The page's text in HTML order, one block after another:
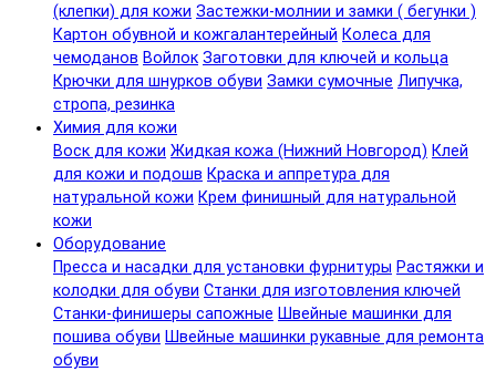
(клепки) для кожи Застежки-молнии и замки ( бегунки )
Картон обувной и кожгалантерейный Колеса для
чемоданов Войлок Заготовки для ключей и кольца
Крючки для шнурков обуви Замки сумочные Липучка,
стропа, резинка
Химия для кожи
Воск для кожи Жидкая кожа (Нижний Новгород) Клей
для кожи и подошв Краска и аппретура для
натуральной кожи Крем финишный для натуральной
кожи
Оборудование
Пресса и насадки для установки фурнитуры Растяжки и
колодки для обуви Станки для изготовления ключей
Станки-финишеры сапожные Швейные машинки для
пошива обуви Швейные машинки рукавные для ремонта
обуви